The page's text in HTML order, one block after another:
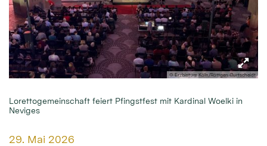
© Erzbistum Köln/Röttgen-Burtscheidt
Lorettogemeinschaft feiert Pfingstfest mit Kardinal Woelki in
Neviges
Datum:
29. Mai 2026